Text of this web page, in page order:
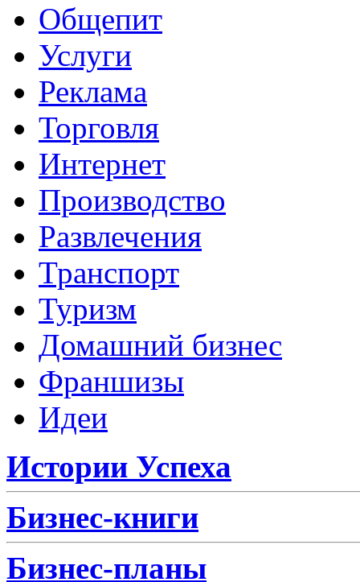
Общепит
Услуги
Реклама
Торговля
Интернет
Производство
Развлечения
Транспорт
Туризм
Домашний бизнес
Франшизы
Идеи
Истории Успеха
Бизнес-книги
Бизнес-планы